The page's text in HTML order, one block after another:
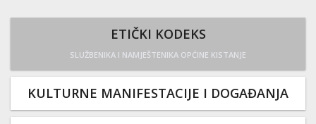
ETIČKI KODEKS
SLUŽBENIKA I NAMJEŠTENIKA OPĆINE KISTANJE
KULTURNE MANIFESTACIJE I DOGAĐANJA